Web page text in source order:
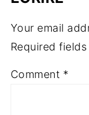
Your email
Required
Comment *